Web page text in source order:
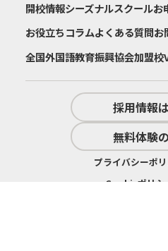
開校情報シーズナルスクールお
お役立ちコラムよくある質問お
全国外国語教育振興協会加盟校
採用情報
無料体験
プライバシーポ
Cookieポリシ